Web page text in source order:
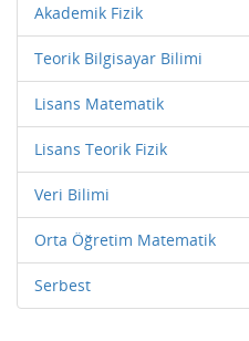
Akademik Fizik
Teorik Bilgisayar Bilimi
Lisans Matematik
Lisans Teorik Fizik
Veri Bilimi
Orta Öğretim Matematik
Serbest